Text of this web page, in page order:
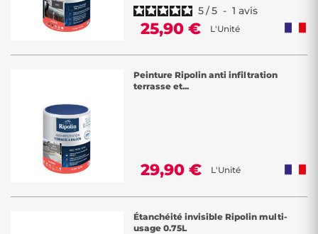
5/5 - 1 avis
25,90 € L'Unité
Peinture Ripolin anti infiltration
terrasse et...
29,90 € L'Unité
Étanchéité invisible Ripolin multi-
usage 0.75L